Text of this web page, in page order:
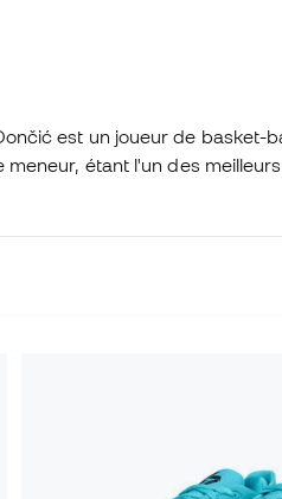
est un joueur de basket-
meneur, étant l'un des